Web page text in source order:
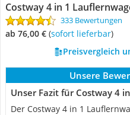
Costway 4 in 1
333 Bewertungen
ab 76,00 € ( Sofort lieferbar)
Preisvergleich
Unsere
Unser Fazit für Costway 4
Der Costway 4 in 1